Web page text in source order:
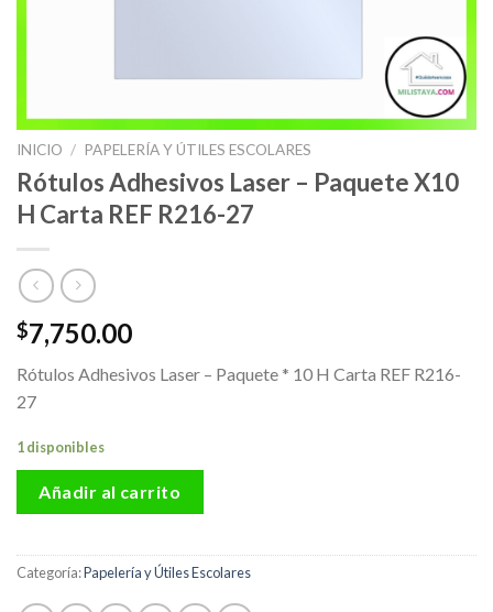
INICIO / PAPELERÍA Y ÚTILES ESCOLARES
Rótulos Adhesivos Laser – Paquete X10
H Carta REF R216-27
$7,750.00
Rótulos Adhesivos Laser – Paquete * 10 H Carta REF R216-
27
1 disponibles
Añadir al carrito
Categoría:Papelería y Útiles Escolares